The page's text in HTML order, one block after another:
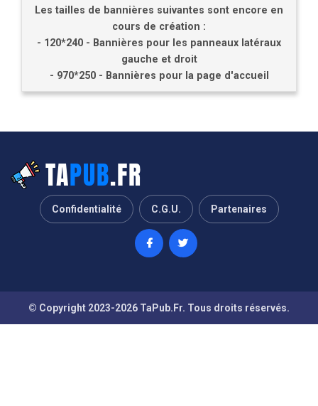
Les tailles de bannières suivantes sont encore en
cours de création :
- 120*240 - Bannières pour les panneaux latéraux
gauche et droit
- 970*250 - Bannières pour la page d'accueil
Confidentialité C.G.U. Partenaires
© Copyright 2023-2026 TaPub.Fr. Tous droits réservés.